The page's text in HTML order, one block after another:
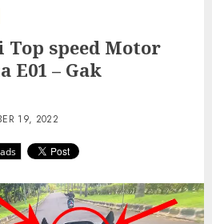
Top speed Motor
E01 – Gak
19, 2022